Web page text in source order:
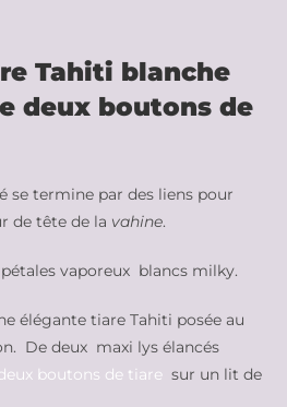
Tahiti blanche
deux boutons de
se termine par des liens pour
de tête de la vahine.
vaporeux blancs milky.
élégante tiare Tahiti posée au
De deux maxi lys élancés
boutons de tiare sur un lit de